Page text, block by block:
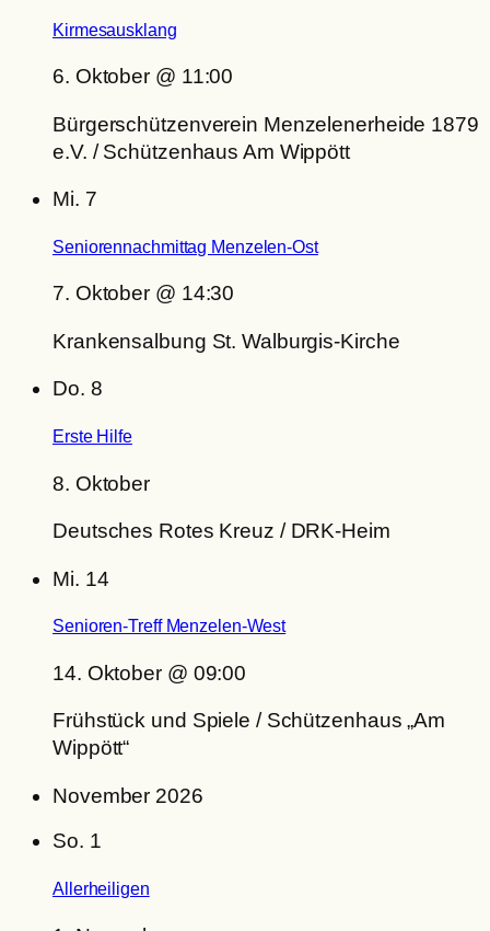
Kirmesausklang
6. Oktober @ 11:00
Bürgerschützenverein Menzelenerheide 1879
e.V. / Schützenhaus Am Wippött
Mi. 7
Seniorennachmittag Menzelen-Ost
7. Oktober @ 14:30
Krankensalbung St. Walburgis-Kirche
Do. 8
Erste Hilfe
8. Oktober
Deutsches Rotes Kreuz / DRK-Heim
Mi. 14
Senioren-Treff Menzelen-West
14. Oktober @ 09:00
Frühstück und Spiele / Schützenhaus „Am
Wippött“
November 2026
So. 1
Allerheiligen